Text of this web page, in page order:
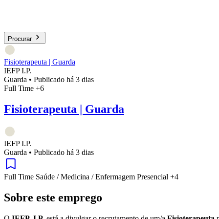
Procurar
Fisioterapeuta | Guarda
IEFP I.P.
Guarda • Publicado há 3 dias
Full Time +6
Fisioterapeuta | Guarda
IEFP I.P.
Guarda • Publicado há 3 dias
Full Time Saúde / Medicina / Enfermagem Presencial +4
Sobre este emprego